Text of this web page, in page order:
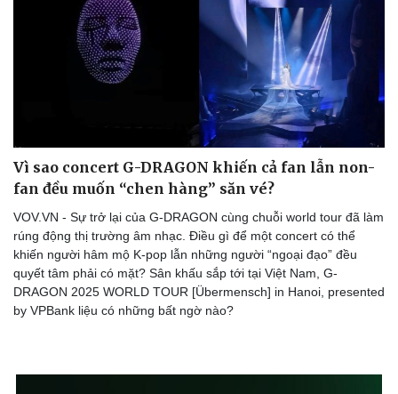
Vì sao concert G-DRAGON khiến cả fan lẫn non-
fan đều muốn “chen hàng” săn vé?
VOV.VN - Sự trở lại của G-DRAGON cùng chuỗi world tour đã làm
rúng động thị trường âm nhạc. Điều gì để một concert có thể
khiến người hâm mộ K-pop lẫn những người “ngoại đạo” đều
quyết tâm phải có mặt? Sân khấu sắp tới tại Việt Nam, G-
DRAGON 2025 WORLD TOUR [Übermensch] in Hanoi, presented
by VPBank liệu có những bất ngờ nào?